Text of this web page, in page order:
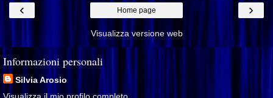
‹ ›
Home page
Visualizza versione web
Informazioni personali
Silvia Arosio